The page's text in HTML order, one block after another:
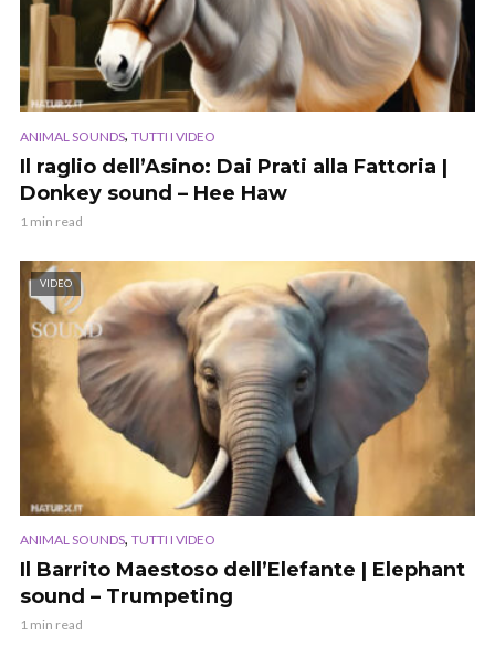
ANIMAL SOUNDS, TUTTI I VIDEO
Il raglio dell’Asino: Dai Prati alla Fattoria |
Donkey sound – Hee Haw
1 min read
VIDEO
ANIMAL SOUNDS, TUTTI I VIDEO
Il Barrito Maestoso dell’Elefante | Elephant
sound – Trumpeting
1 min read